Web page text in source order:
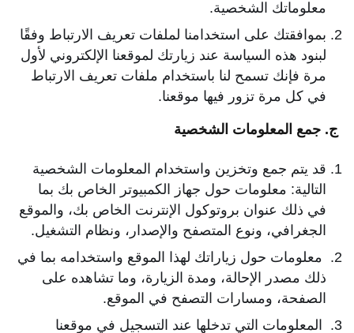
معلوماتك الشخصية.
بموافقتك على استخدامنا لملفات تعريف الارتباط وفقًا
لبنود هذه السياسة عند زيارتك لموقعنا الإلكتروني لأول
مرة فإنك تسمح لنا باستخدام ملفات تعريف الارتباط
في كل مرة تزور فيها موقعنا.
ج. جمع المعلومات الشخصية
قد يتم جمع وتخزين واستخدام المعلومات الشخصية
التالية: معلومات حول جهاز الكمبيوتر الخاص بك بما
في ذلك عنوان بروتوكول الإنترنت الخاص بك، والموقع
الجغرافي، ونوع المتصفح والإصدار، ونظام التشغيل.
معلومات حول زياراتك لهذا الموقع واستخدامه بما في
ذلك مصدر الإحالة، ومدة الزيارة، وما تشاهده على
الصفحة، ومسارات التصفح في الموقع.
المعلومات التي تدخلها عند التسجيل في موقعنا